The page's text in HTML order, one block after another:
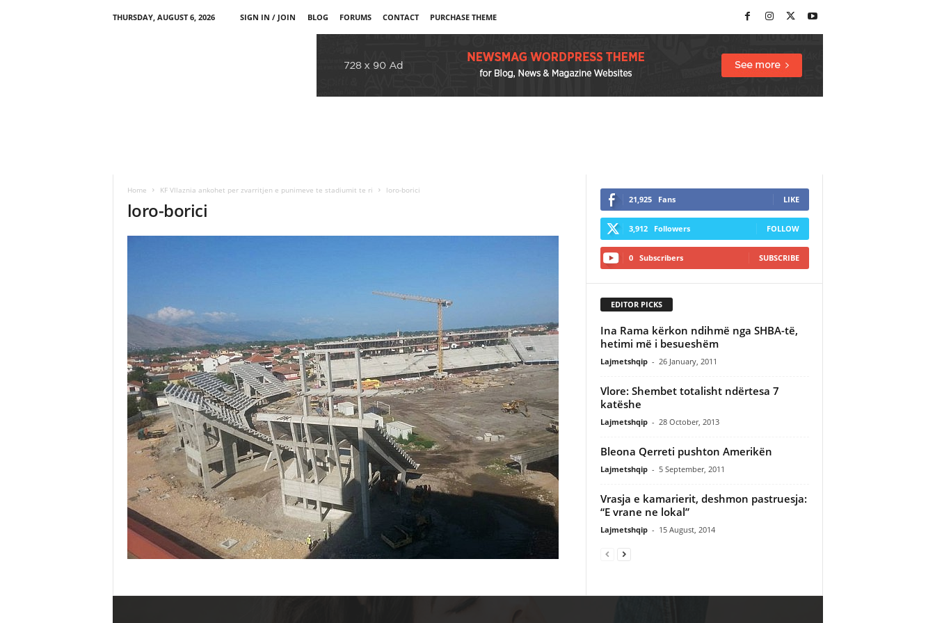
THURSDAY, AUGUST 6, 2026 SIGN IN / JOIN BLOG FORUMS CONTACT PURCHASE THEME
Home KF Vllaznia ankohet per zvarritjen e punimeve te stadiumit te ri loro-borici
loro-borici 21,925 Fans LIKE
3,912 Followers FOLLOW
0 Subscribers SUBSCRIBE
EDITOR PICKS
Ina Rama kërkon ndihmë nga SHBA-të,
hetimi më i besueshëm
Lajmetshqip - 26 January, 2011
Vlore: Shembet totalisht ndërtesa 7
katëshe
Lajmetshqip - 28 October, 2013
Bleona Qerreti pushton Amerikën
Lajmetshqip - 5 September, 2011
Vrasja e kamarierit, deshmon pastruesja:
“E vrane ne lokal”
Lajmetshqip - 15 August, 2014